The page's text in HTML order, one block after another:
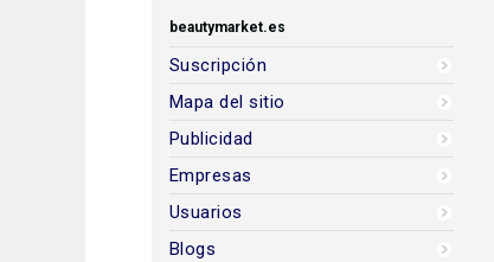
beautymarket.es
Suscripción
Mapa del sitio
Publicidad
Empresas
Usuarios
Blogs